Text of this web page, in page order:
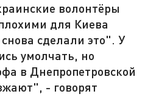
волонтёры
для Киева
сделали это". У
умолчать, но
в Днепропетровской
- говорят